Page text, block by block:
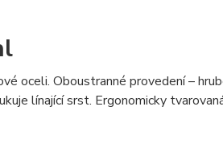
oceli. Oboustranné provedení –
línající srst. Ergonomicky